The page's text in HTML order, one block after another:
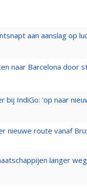
aan aanslag op
naar Barcelona door
bij IndiGo: 'op naar
nieuwe route vanaf
langer